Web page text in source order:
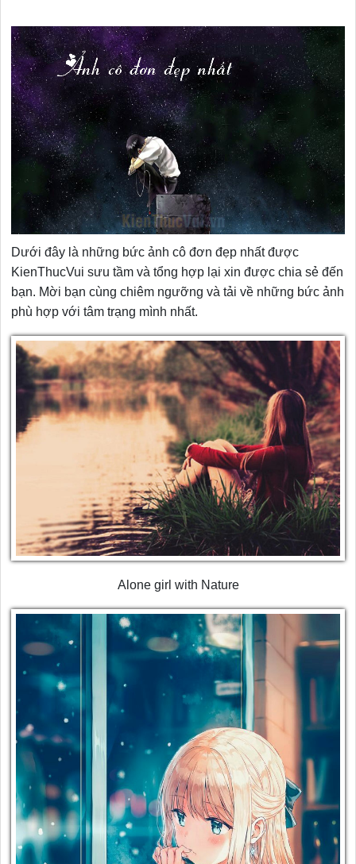
Dưới đây là những bức ảnh cô đơn đẹp nhất được
KienThucVui sưu tầm và tổng hợp lại xin được chia sẻ đến
bạn. Mời bạn cùng chiêm ngưỡng và tải về những bức ảnh
phù hợp với tâm trạng mình nhất.
Alone girl with Nature